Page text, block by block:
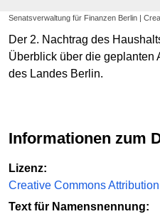
Senatsverwaltung für Finanzen Berlin |
Der 2. Nachtrag des
Überblick über die geplanten
des Landes Berlin.
Informationen zum
Lizenz:
Creative Commons
Text für Namensnennung: